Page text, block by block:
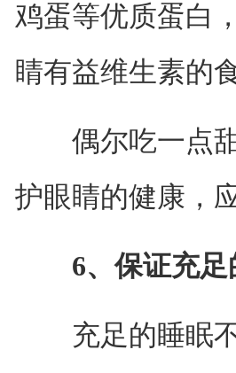
鸡蛋等优质蛋白
睛有益维生素的
偶尔吃一点甜
护眼睛的健康，
6、保证充足
充足的睡眠不